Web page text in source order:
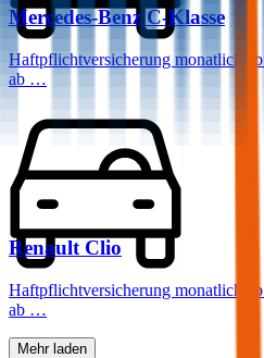
Mercedes-Benz C-Klasse
Haftpflichtversicherung monatlich ab
ab …
Renault Clio
Haftpflichtversicherung monatlich ab
ab …
Mehr laden